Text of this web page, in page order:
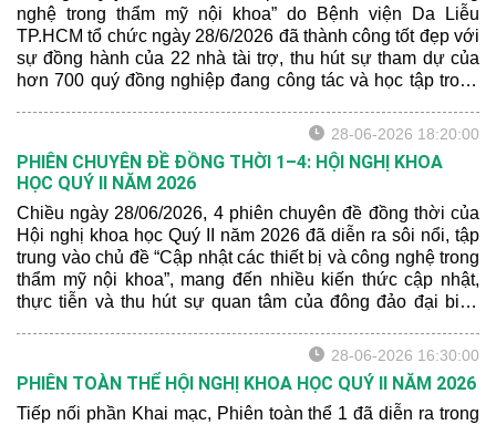
nghệ trong thẩm mỹ nội khoa” do Bệnh viện Da Liễu
TP.HCM tổ chức ngày 28/6/2026 đã thành công tốt đẹp với
sự đồng hành của 22 nhà tài trợ, thu hút sự tham dự của
hơn 700 quý đồng nghiệp đang công tác và học tập trong
28-06-2026 18:20:00
PHIÊN CHUYÊN ĐỀ ĐỒNG THỜI 1–4: HỘI NGHỊ KHOA
HỌC QUÝ II NĂM 2026
Chiều ngày 28/06/2026, 4 phiên chuyên đề đồng thời của
Hội nghị khoa học Quý II năm 2026 đã diễn ra sôi nổi, tập
trung vào chủ đề “Cập nhật các thiết bị và công nghệ trong
thẩm mỹ nội khoa”, mang đến nhiều kiến thức cập nhật,
thực tiễn và thu hút sự quan tâm của đông đảo đại biểu
28-06-2026 16:30:00
PHIÊN TOÀN THỂ HỘI NGHỊ KHOA HỌC QUÝ II NĂM 2026
Tiếp nối phần Khai mạc, Phiên toàn thể 1 đã diễn ra trong